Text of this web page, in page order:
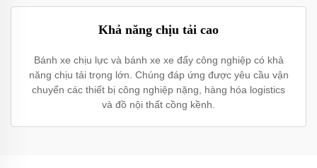
Khả năng chịu tải cao
Bánh xe chịu lực và bánh xe xe đẩy công nghiệp có khả
năng chịu tải trọng lớn. Chúng đáp ứng được yêu cầu vận
chuyển các thiết bị công nghiệp nặng, hàng hóa logistics
và đồ nội thất cồng kềnh.